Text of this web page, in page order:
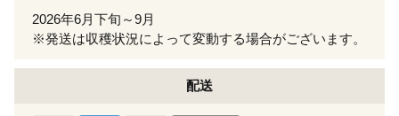
2026年6月下旬～9月
※発送は収穫状況によって変動する場合がございます。
配送